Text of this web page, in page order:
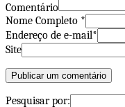
Comentário
Nome Completo *
Endereço de e-mail*
Site
Pesquisar por: